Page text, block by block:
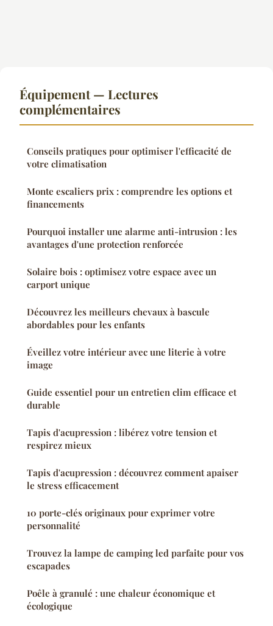
Équipement — Lectures
complémentaires
Conseils pratiques pour optimiser l'efficacité de
votre climatisation
Monte escaliers prix : comprendre les options et
financements
Pourquoi installer une alarme anti-intrusion : les
avantages d'une protection renforcée
Solaire bois : optimisez votre espace avec un
carport unique
Découvrez les meilleurs chevaux à bascule
abordables pour les enfants
Éveillez votre intérieur avec une literie à votre
image
Guide essentiel pour un entretien clim efficace et
durable
Tapis d'acupression : libérez votre tension et
respirez mieux
Tapis d'acupression : découvrez comment apaiser
le stress efficacement
10 porte-clés originaux pour exprimer votre
personnalité
Trouvez la lampe de camping led parfaite pour vos
escapades
Poêle à granulé : une chaleur économique et
écologique